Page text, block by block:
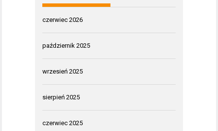
czerwiec 2026
październik 2025
wrzesień 2025
sierpień 2025
czerwiec 2025